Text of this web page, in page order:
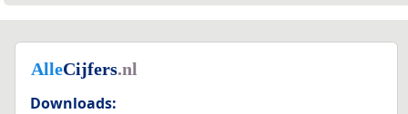
Downloads: